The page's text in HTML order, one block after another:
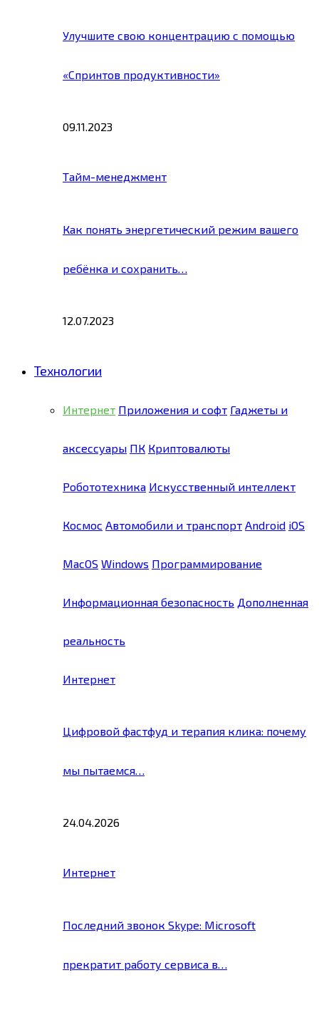
Улучшите свою концентрацию с помощью
«Спринтов продуктивности»
09.11.2023
Тайм-менеджмент
Как понять энергетический режим вашего
ребёнка и сохранить…
12.07.2023
Технологии
Интернет Приложения и софт Гаджеты и
аксессуары ПК Криптовалюты
Робототехника Искусственный интеллект
Космос Автомобили и транспорт Android iOS
MacOS Windows Программирование
Информационная безопасность Дополненная
реальность
Интернет
Цифровой фастфуд и терапия клика: почему
мы пытаемся…
24.04.2026
Интернет
Последний звонок Skype: Microsoft
прекратит работу сервиса в…